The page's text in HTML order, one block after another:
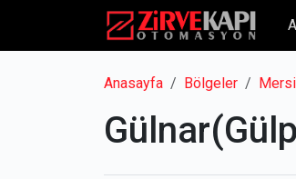
Anasayfa Bölgeler